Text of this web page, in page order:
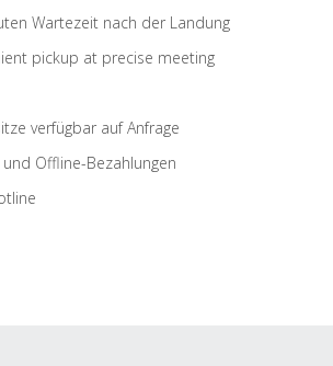
Wartezeit nach der Landung
pickup at precise meeting
verfügbar auf Anfrage
Offline-Bezahlungen